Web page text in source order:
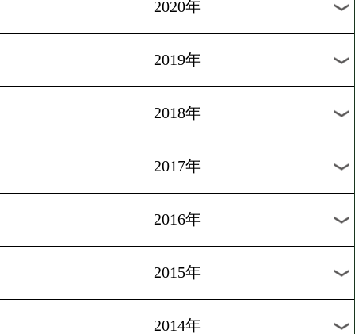
2026年
2025年
2023年